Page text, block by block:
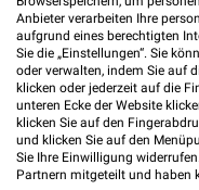
Anbieter verarbeiten Ihre
aufgrund eines berechtigten
Sie die „Einstellungen“. Sie
oder verwalten, indem Sie auf
klicken oder jederzeit auf die
unteren Ecke der Website
klicken Sie auf den
und klicken Sie auf den
Sie Ihre Einwilligung
Partnern mitgeteilt und haben